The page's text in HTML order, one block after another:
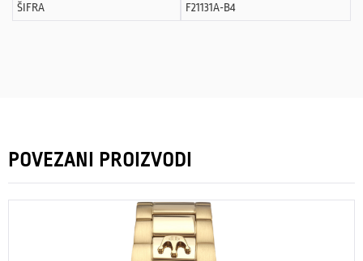
ŠIFRA F21131A-B4
POVEZANI PROIZVODI